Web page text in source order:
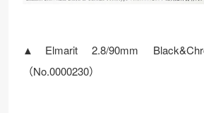
▲Elmarit 2.8/90mm
（No.0000230）